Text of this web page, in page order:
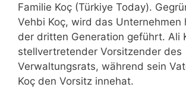
Familie Koç (Türkiye Today).
Vehbi Koç, wird das Unternehmen
der dritten Generation geführt. Ali
stellvertretender Vorsitzender des
Verwaltungsrats, während sein
Koç den Vorsitz innehat.